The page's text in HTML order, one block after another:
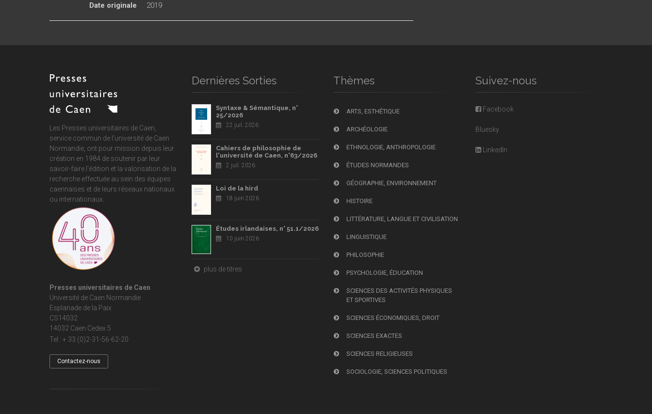
Date originale
2019
Les Presses universitaires de Caen,
service commun de l'université de Caen
Normandie , ont pour mission depuis leur
création en 1984 de soutenir par leur
savoir-faire l'édition et la valorisation de la
recherche effectuée au sein des équipes
caennaises et de leurs réseaux nationaux
ou internationaux.
Presses universitaires de Caen
Université de Caen Normandie
Esplanade de la Paix
CS14032
14032 Caen Cedex 5
Tel : + 33 (0)2-31-56-62-20
Contactez-nous
Dernières Sorties
Syntaxe & Sémantique, n°
25/2026
22 juil. 2026
Cahiers de philosophie de
l'université de Caen, n°63/2026
2 juil. 2026
Loi de la hird
18 juin 2026
Études irlandaises, n° 51.1/2026
10 juin 2026
plus de titres
Thèmes
ARTS, ESTHÉTIQUE
ARCHÉOLOGIE
ETHNOLOGIE, ANTHROPOLOGIE
ÉTUDES NORMANDES
GÉOGRAPHIE, ENVIRONNEMENT
HISTOIRE
LITTÉRATURE, LANGUE ET CIVILISATION
LINGUISTIQUE
PHILOSOPHIE
PSYCHOLOGIE, ÉDUCATION
SCIENCES DES ACTIVITÉS PHYSIQUES
ET SPORTIVES
SCIENCES ÉCONOMIQUES, DROIT
SCIENCES EXACTES
SCIENCES RELIGIEUSES
SOCIOLOGIE, SCIENCES POLITIQUES
Suivez-nous
Facebook
Bluesky
LinkedIn